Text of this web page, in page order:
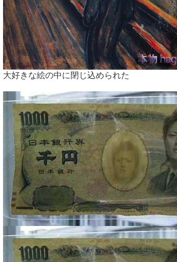
大好きな絵の中に閉じ込められた